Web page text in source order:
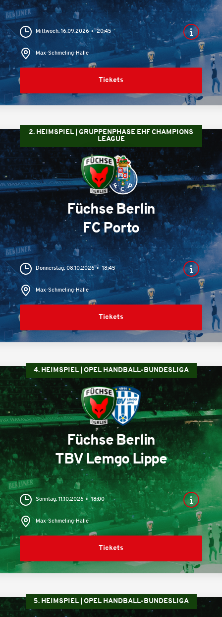
Mittwoch, 16.09.2026 20:45
Max-Schmeling-Halle
Tickets
2. HEIMSPIEL | GRUPPENPHASE EHF CHAMPIONS
LEAGUE
Füchse Berlin
FC Porto
Donnerstag, 08.10.2026 18:45
Max-Schmeling-Halle
Tickets
4. HEIMSPIEL | OPEL HANDBALL-BUNDESLIGA
Füchse Berlin
TBV Lemgo Lippe
Sonntag, 11.10.2026 18:00
Max-Schmeling-Halle
Tickets
5. HEIMSPIEL | OPEL HANDBALL-BUNDESLIGA